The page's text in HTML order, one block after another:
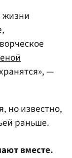
жизни
—
но известно,
раньше.
вместе.